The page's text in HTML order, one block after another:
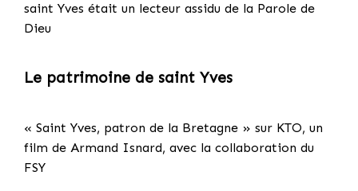
saint Yves était un lecteur assidu de la Parole de
Dieu
Le patrimoine de saint Yves
« Saint Yves, patron de la Bretagne » sur KTO, un
film de Armand Isnard, avec la collaboration du
FSY